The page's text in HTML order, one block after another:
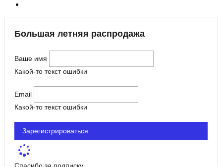
Большая летняя распродажа
Ваше имя
Какой-то текст ошибки
Email
Какой-то текст ошибки
Зарегистрироваться
Спасибо за подписку.